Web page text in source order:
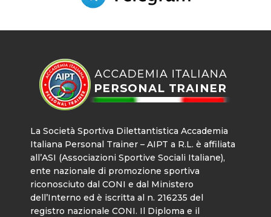
La Società Sportiva Dilettantistica Accademia
Italiana Personal Trainer – AIPT a R.L. è affiliata
all’ASI (Associazioni Sportive Sociali Italiane),
ente nazionale di promozione sportiva
riconosciuto dal CONI e dal Ministero
dell’Interno ed è iscritta al n. 216235 del
registro nazionale CONI. Il Diploma e il